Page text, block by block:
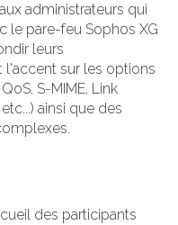
administrateurs qui
le pare-feu Sophos XG
leurs
l'accent sur les options
S-MIME, Link
ainsi que des
des participants